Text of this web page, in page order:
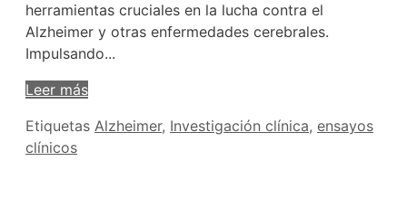
herramientas cruciales en la lucha contra el
Alzheimer y otras enfermedades cerebrales.
Impulsando...
Leer más
Etiquetas Alzheimer, Investigación clínica, ensayos
clínicos